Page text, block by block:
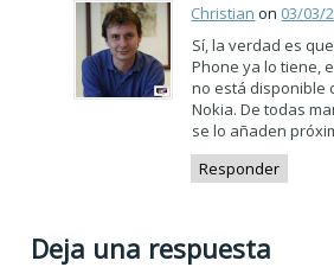
Christian on 03/03/
Sí, la verdad es
Phone ya lo tiene,
no está disponible
Nokia. De todas
se lo añaden
Responder
Deja una respuesta